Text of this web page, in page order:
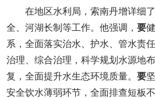
在地区水利局，索南丹增详细
全、河湖长制等工作。他强调，要
系，全面落实治水、护水、管水责
治理、综合治理，科学规划水源地
复，全面提升水生态环境质量。要
安全饮水薄弱环节，全面排查短板